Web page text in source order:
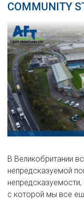
COMMUNITY
В Великобритании
непредсказуемой
с которой мы все